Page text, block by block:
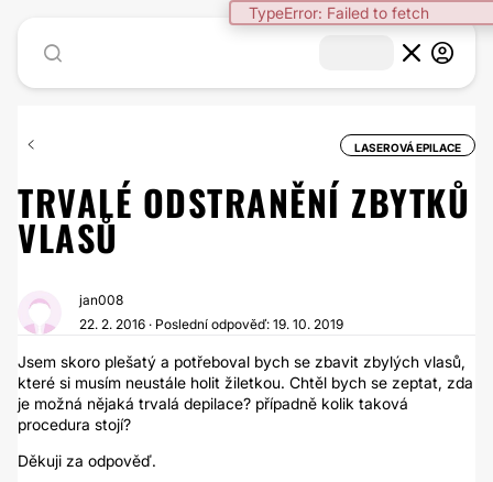
TypeError: Failed to fetch
LASEROVÁ EPILACE
TRVALÉ ODSTRANĚNÍ ZBYTKŮ
VLASŮ
jan008
22. 2. 2016 · Poslední odpověď: 19. 10. 2019
Jsem skoro plešatý a potřeboval bych se zbavit zbylých vlasů,
které si musím neustále holit žiletkou. Chtěl bych se zeptat, zda
je možná nějaká trvalá depilace? případně kolik taková
procedura stojí?
Děkuji za odpověď.